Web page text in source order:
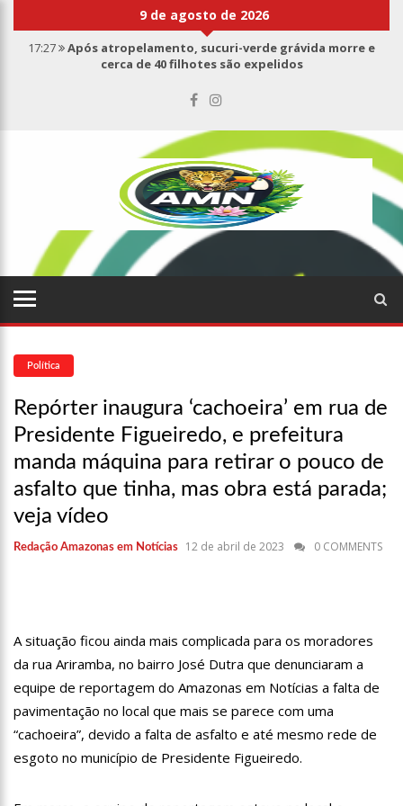
9 de agosto de 2026
17:27
Após atropelamento, sucuri-verde grávida morre e
cerca de 40 filhotes são expelidos
suspeita de botulismo
Saiba quem é Mazinho da Ecobarreira, candidato a vereador
de Manaus (vídeo)
Consumidores denunciam falta de preços em produtos e até
mau cheiro em freezer de supermercado na Cidade Nova
Justiça proíbe ex-prefeito de chegar perto de prefeita de
Nhamundá, no AM
15:01
Carro envolvido em acidente fatal pertencia a Wanderley
13:43
07:21 Grave explosão em clube de tiro deixa quatro vítimas fatais
18:42
Preço médio da gasolina registra queda e vai a R$ 5,04 no
17:36 Prefeitura de Manaus recupera praça da Saudade e
fortalece patrimônio histórico amazonense
Proposta de decreto para golpe dá munição à ofensiva
jurídica de Lula contra Bolsonaro
10:07 SSP-AM vistoria construção do Canil do Corpo de Bombeiros
traição; veja vídeo
BOMBA! Pastor é coagido por sistema político da Ieadam para
adesivar seu veículo com candidatos da instituição – Veja vídeo!
15:00
Com a família, Israel Carvalho participa de ato pró-Brasil
neste 07 de setembro
23:48 Hissa Abrahão é recebido por multidão na zona Leste de
Manaus
Política
Repórter inaugura ‘cachoeira’ em rua de
Presidente Figueiredo, e prefeitura
manda máquina para retirar o pouco de
asfalto que tinha, mas obra está parada;
veja vídeo
Redação Amazonas em Notícias 12 de abril de 2023 0 COMMENTS
A situação ficou ainda mais complicada para os moradores
da rua Ariramba, no bairro José Dutra que denunciaram a
equipe de reportagem do Amazonas em Notícias a falta de
pavimentação no local que mais se parece com uma
“cachoeira”, devido a falta de asfalto e até mesmo rede de
esgoto no município de Presidente Figueiredo.